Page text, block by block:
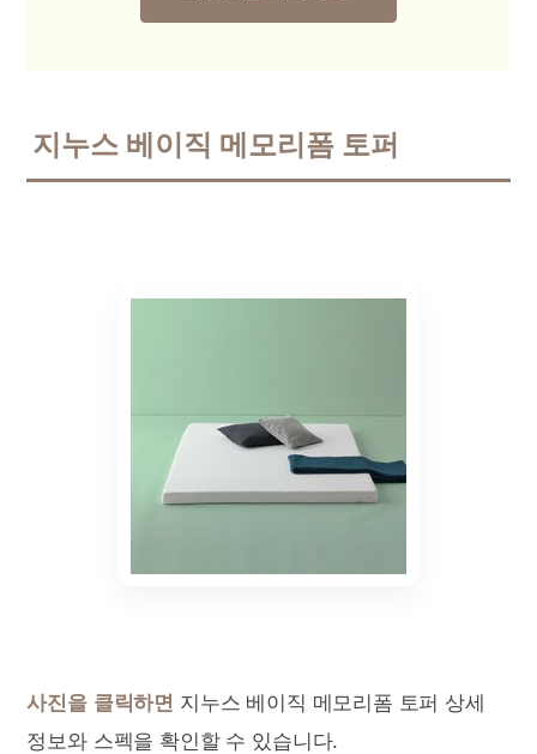
지누스 베이직 메모리폼 토퍼
사진을 클릭하면 지누스 베이직 메모리폼 토퍼 상세
정보와 스펙을 확인할 수 있습니다.